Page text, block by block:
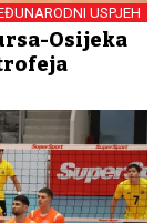
USPJEH
Osijeka